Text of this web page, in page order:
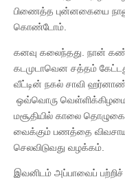
பிணைத்த புன்னகையை
கொண்டோம்.
கனவு கலைந்தது. நான்
கடமுடாவென சத்தம்
வீட்டின் நகல் சாவி
ஒவ்வொரு
மசூதியில் காலை
வைக்கும் பணத்தை
செலவிடுவது வழக்கம்.
இவனிடம் அப்பாவைப் பற்றிச்